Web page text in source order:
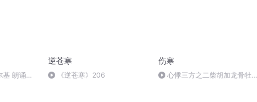
朗诵：
逆苍寒
《逆苍寒》206
伤寒
心悸三方之二柴胡加龙骨牡蛎